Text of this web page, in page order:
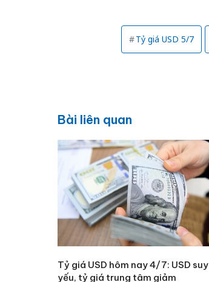
Tỷ giá USD 5/7
Bài liên quan
Tỷ giá USD hôm nay 4/7: USD suy
yếu, tỷ giá trung tâm giảm